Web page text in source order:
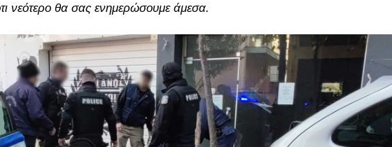
νεότερο θα σας ενημερώσουμε άμεσα.